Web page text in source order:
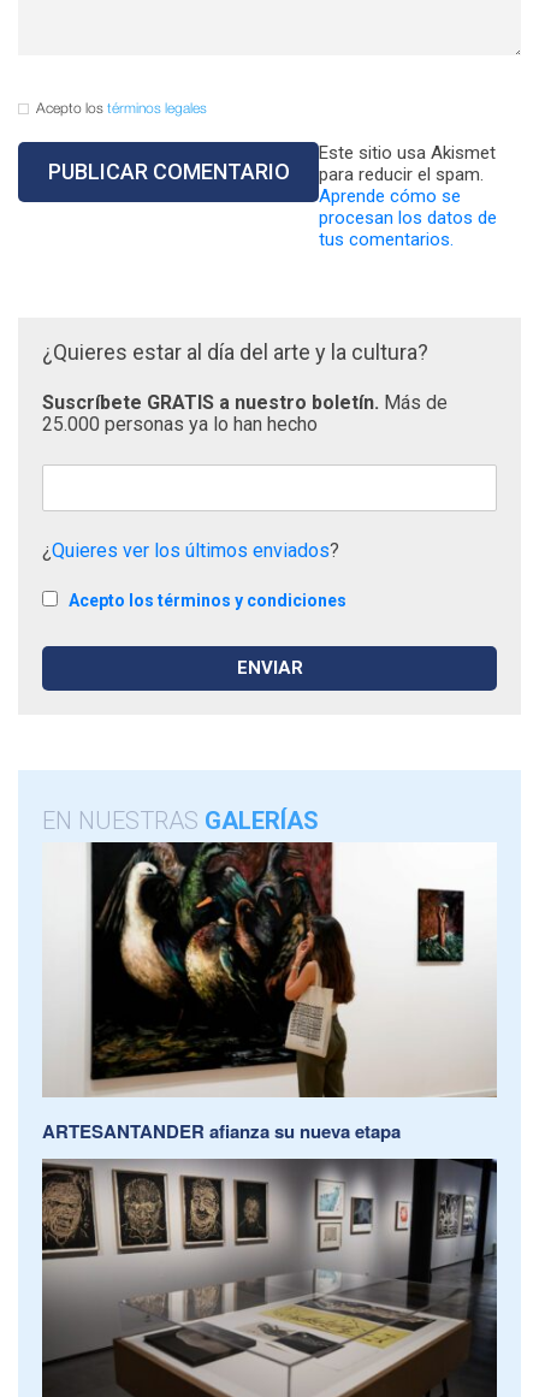
Acepto los términos legales
Este sitio usa Akismet
para reducir el spam.
Aprende cómo se
procesan los datos de
tus comentarios.
¿Quieres estar al día del arte y la cultura?
Suscríbete GRATIS a nuestro boletín. Más de
25.000 personas ya lo han hecho
¿Quieres ver los últimos enviados?
Acepto los términos y condiciones
EN NUESTRAS GALERÍAS
ARTESANTANDER afianza su nueva etapa